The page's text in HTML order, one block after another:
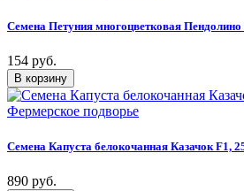
Семена Петуния многоцветковая
154 руб.
Семена Капуста белокочанная Казачок F1,
890 руб.